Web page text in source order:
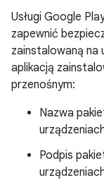
Usługi Google
zapewnić
zainstalowaną na
aplikacją
przenośnym:
Nazwa
Podpis